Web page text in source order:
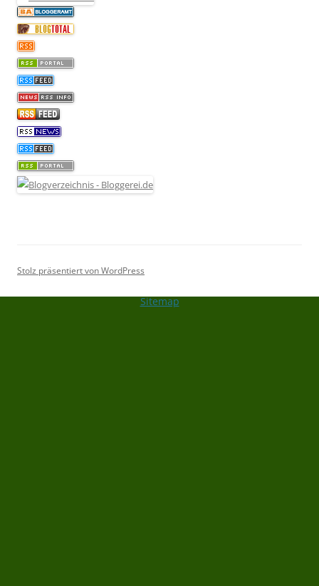
Stolz präsentiert von WordPress
Sitemap